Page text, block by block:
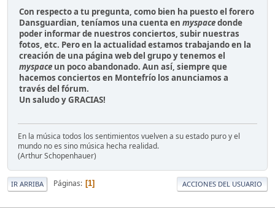
Con respecto a tu pregunta, como bien ha puesto el forero
Dansguardian, teníamos una cuenta en myspacedonde
poder informar de nuestros conciertos, subir nuestras
fotos, etc. Pero en la actualidad estamos trabajando en la
creación de una página web del grupo y tenemos el
myspace un poco abandonado. Aun así, siempre que
hacemos conciertos en Montefrío los anunciamos a
través del fórum.
Un saludo y GRACIAS!
En la música todos los sentimientos vuelven a su estado puro y el
mundo no es sino música hecha realidad.
(Arthur Schopenhauer)
IR ARRIBA Páginas 1 ACCIONES DEL USUARIO